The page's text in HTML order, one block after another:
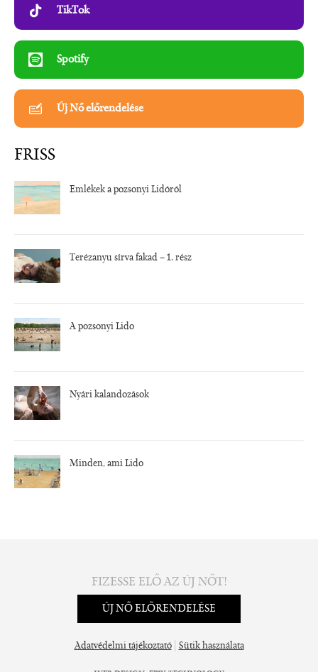
TikTok
Spotify
Új Nő előrendelése
FRISS
Emlékek a pozsonyi Lidóról
Terézanyu sírva fakad – 1. rész
A pozsonyi Lido
Nyári kalandozások
Minden, ami Lido
FIZESSE ELŐ AZ ÚJ NŐT!
ÚJ NŐ ELŐRENDELÉSE
Adatvédelmi tájékoztató| Sütik használata